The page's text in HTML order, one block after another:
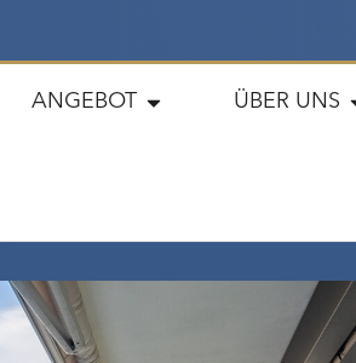
ANGEBOT ÜBER UNS